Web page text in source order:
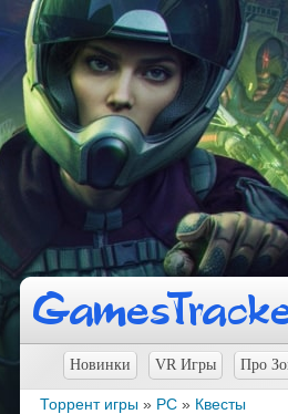
Новинки VR Игры Про
Торрент игры » PC » Квесты